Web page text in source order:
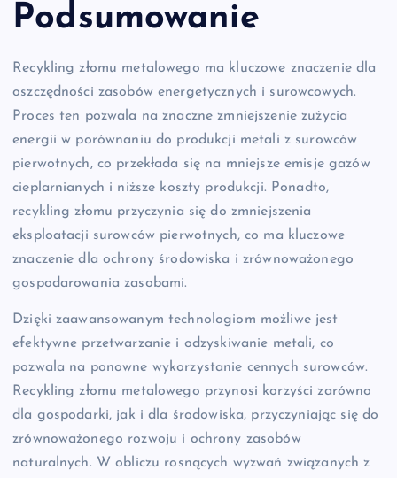
Podsumowanie
Recykling złomu metalowego ma kluczowe znaczenie dla
oszczędności zasobów energetycznych i surowcowych.
Proces ten pozwala na znaczne zmniejszenie zużycia
energii w porównaniu do produkcji metali z surowców
pierwotnych, co przekłada się na mniejsze emisje gazów
cieplarnianych i niższe koszty produkcji. Ponadto,
recykling złomu przyczynia się do zmniejszenia
eksploatacji surowców pierwotnych, co ma kluczowe
znaczenie dla ochrony środowiska i zrównoważonego
gospodarowania zasobami.
Dzięki zaawansowanym technologiom możliwe jest
efektywne przetwarzanie i odzyskiwanie metali, co
pozwala na ponowne wykorzystanie cennych surowców.
Recykling złomu metalowego przynosi korzyści zarówno
dla gospodarki, jak i dla środowiska, przyczyniając się do
zrównoważonego rozwoju i ochrony zasobów
naturalnych. W obliczu rosnących wyzwań związanych z